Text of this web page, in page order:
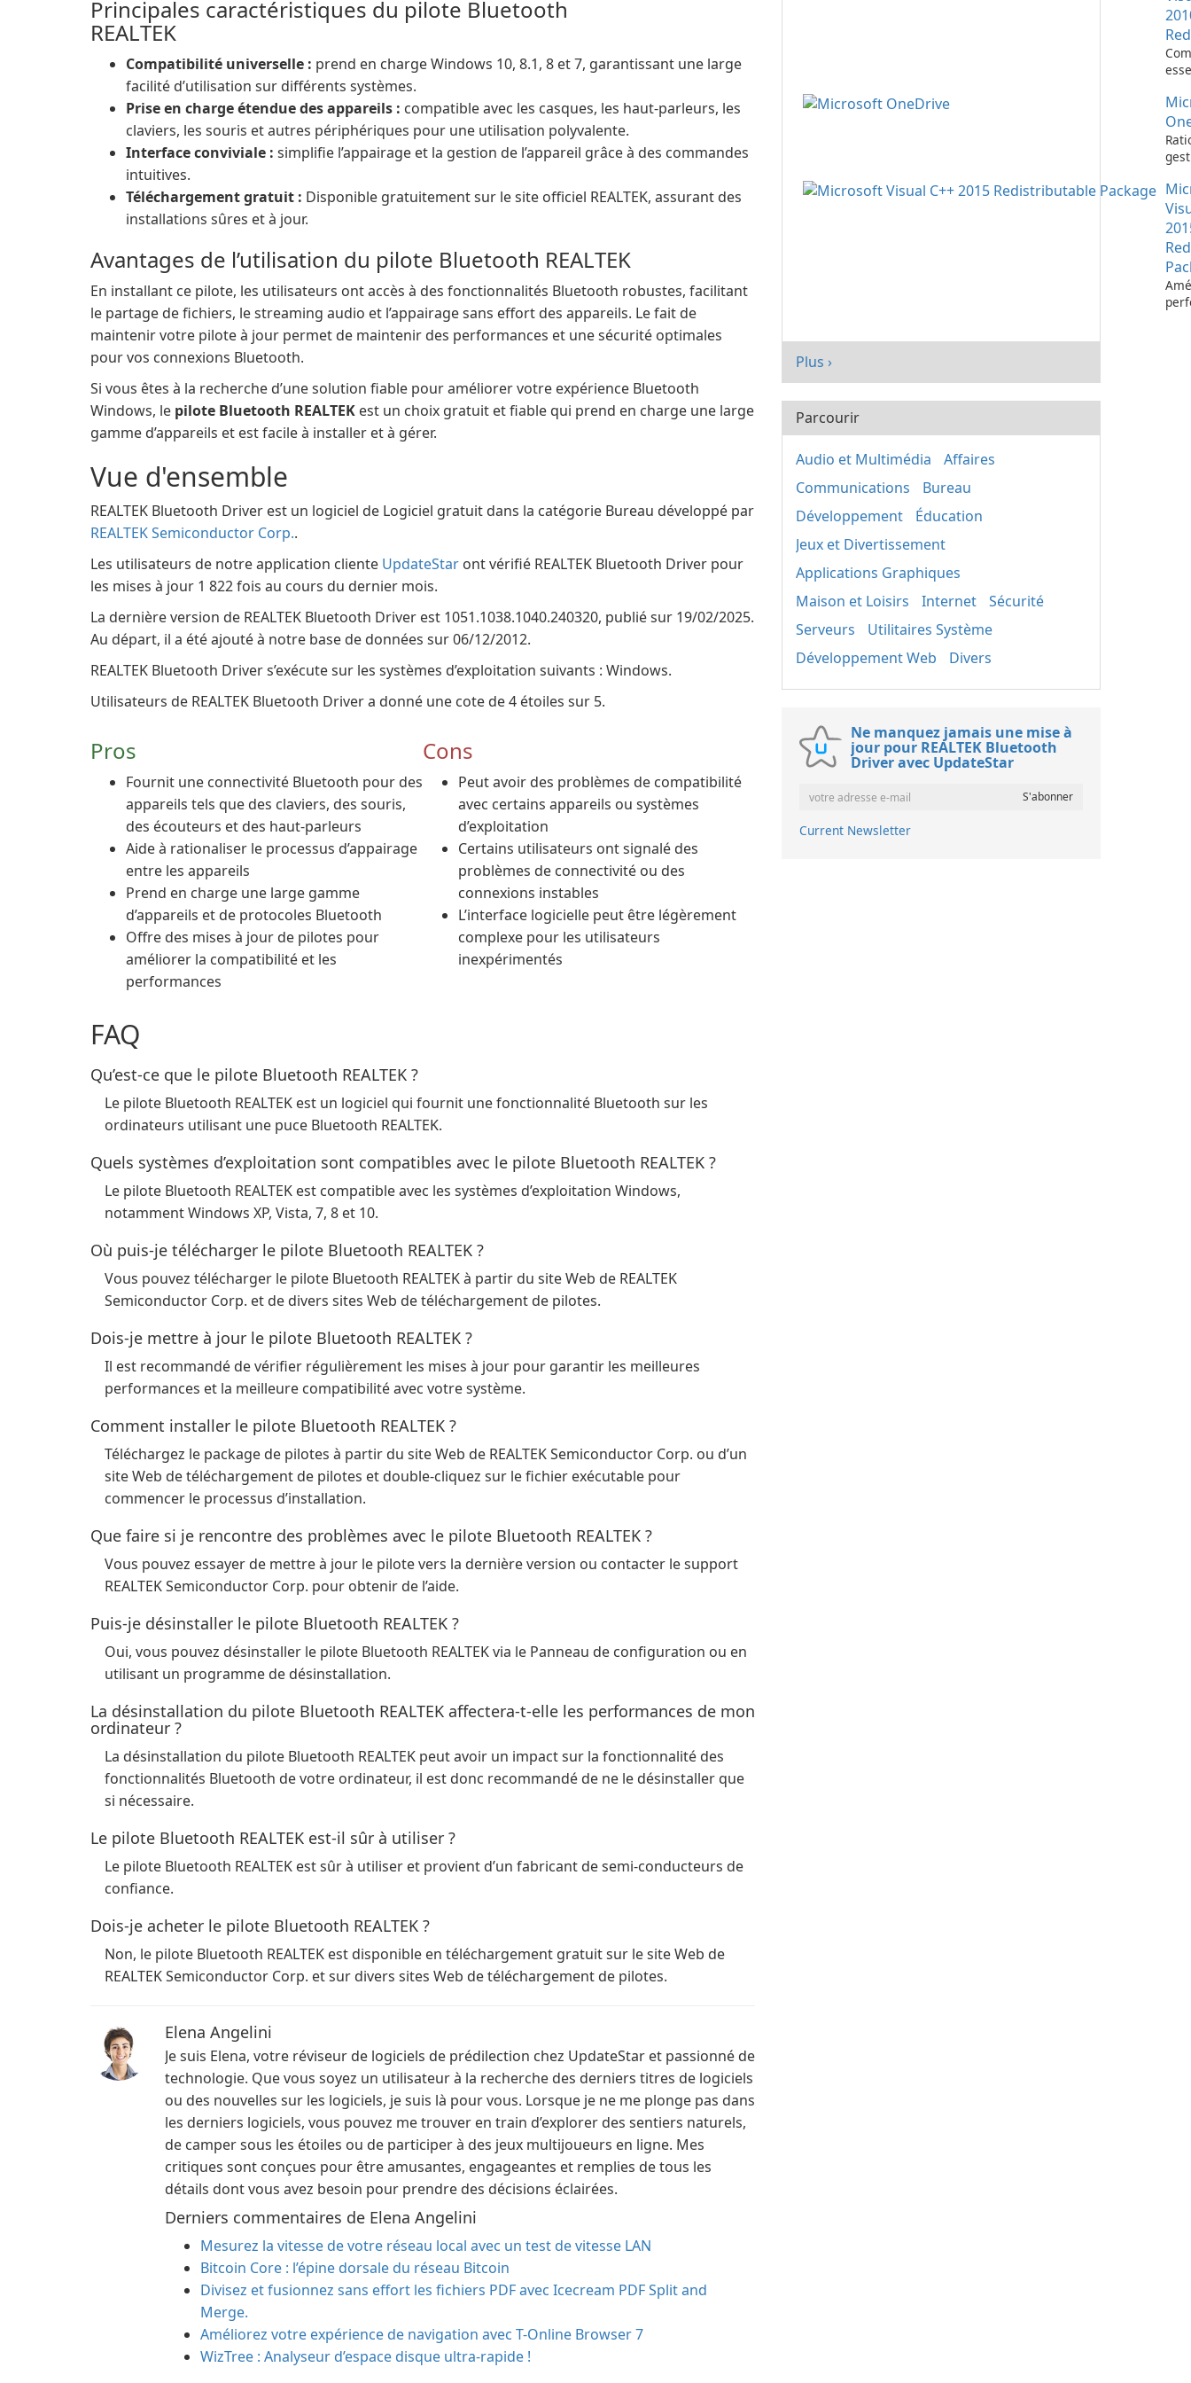
Principales caractéristiques du pilote Bluetooth
REALTEK
Compatibilité universelle : prend en charge Windows 10, 8.1, 8 et 7, garantissant une large
facilité d’utilisation sur différents systèmes.
Prise en charge étendue des appareils : compatible avec les casques, les haut-parleurs, les
claviers, les souris et autres périphériques pour une utilisation polyvalente.
Interface conviviale : simplifie l’appairage et la gestion de l’appareil grâce à des commandes
intuitives.
Téléchargement gratuit : Disponible gratuitement sur le site officiel REALTEK, assurant des
installations sûres et à jour.
Avantages de l’utilisation du pilote Bluetooth REALTEK
En installant ce pilote, les utilisateurs ont accès à des fonctionnalités Bluetooth robustes, facilitant
le partage de fichiers, le streaming audio et l’appairage sans effort des appareils. Le fait de
maintenir votre pilote à jour permet de maintenir des performances et une sécurité optimales
pour vos connexions Bluetooth.
Si vous êtes à la recherche d’une solution fiable pour améliorer votre expérience Bluetooth
Windows, le pilote Bluetooth REALTEK est un choix gratuit et fiable qui prend en charge une large
gamme d’appareils et est facile à installer et à gérer.
Vue d'ensemble
REALTEK Bluetooth Driver est un logiciel de Logiciel gratuit dans la catégorie Bureau développé par
REALTEK Semiconductor Corp..
Les utilisateurs de notre application cliente UpdateStar ont vérifié REALTEK Bluetooth Driver pour
les mises à jour 1 822 fois au cours du dernier mois.
La dernière version de REALTEK Bluetooth Driver est 1051.1038.1040.240320, publié sur 19/02/2025.
Au départ, il a été ajouté à notre base de données sur 06/12/2012.
REALTEK Bluetooth Driver s’exécute sur les systèmes d’exploitation suivants : Windows.
Utilisateurs de REALTEK Bluetooth Driver a donné une cote de 4 étoiles sur 5.
Pros
Fournit une connectivité Bluetooth pour des
appareils tels que des claviers, des souris,
des écouteurs et des haut-parleurs
Aide à rationaliser le processus d’appairage
entre les appareils
Prend en charge une large gamme
d’appareils et de protocoles Bluetooth
Offre des mises à jour de pilotes pour
améliorer la compatibilité et les
performances
Cons
Peut avoir des problèmes de compatibilité
avec certains appareils ou systèmes
d’exploitation
Certains utilisateurs ont signalé des
problèmes de connectivité ou des
connexions instables
L’interface logicielle peut être légèrement
complexe pour les utilisateurs
inexpérimentés
FAQ
Qu’est-ce que le pilote Bluetooth REALTEK ?
Le pilote Bluetooth REALTEK est un logiciel qui fournit une fonctionnalité Bluetooth sur les
ordinateurs utilisant une puce Bluetooth REALTEK.
Quels systèmes d’exploitation sont compatibles avec le pilote Bluetooth REALTEK ?
Le pilote Bluetooth REALTEK est compatible avec les systèmes d’exploitation Windows,
notamment Windows XP, Vista, 7, 8 et 10.
Où puis-je télécharger le pilote Bluetooth REALTEK ?
Vous pouvez télécharger le pilote Bluetooth REALTEK à partir du site Web de REALTEK
Semiconductor Corp. et de divers sites Web de téléchargement de pilotes.
Dois-je mettre à jour le pilote Bluetooth REALTEK ?
Il est recommandé de vérifier régulièrement les mises à jour pour garantir les meilleures
performances et la meilleure compatibilité avec votre système.
Comment installer le pilote Bluetooth REALTEK ?
Téléchargez le package de pilotes à partir du site Web de REALTEK Semiconductor Corp. ou d’un
site Web de téléchargement de pilotes et double-cliquez sur le fichier exécutable pour
commencer le processus d’installation.
Que faire si je rencontre des problèmes avec le pilote Bluetooth REALTEK ?
Vous pouvez essayer de mettre à jour le pilote vers la dernière version ou contacter le support
REALTEK Semiconductor Corp. pour obtenir de l’aide.
Puis-je désinstaller le pilote Bluetooth REALTEK ?
Oui, vous pouvez désinstaller le pilote Bluetooth REALTEK via le Panneau de configuration ou en
utilisant un programme de désinstallation.
La désinstallation du pilote Bluetooth REALTEK affectera-t-elle les performances de mon
ordinateur ?
La désinstallation du pilote Bluetooth REALTEK peut avoir un impact sur la fonctionnalité des
fonctionnalités Bluetooth de votre ordinateur, il est donc recommandé de ne le désinstaller que
si nécessaire.
Le pilote Bluetooth REALTEK est-il sûr à utiliser ?
Le pilote Bluetooth REALTEK est sûr à utiliser et provient d’un fabricant de semi-conducteurs de
confiance.
Dois-je acheter le pilote Bluetooth REALTEK ?
Non, le pilote Bluetooth REALTEK est disponible en téléchargement gratuit sur le site Web de
REALTEK Semiconductor Corp. et sur divers sites Web de téléchargement de pilotes.
Elena Angelini
Je suis Elena, votre réviseur de logiciels de prédilection chez UpdateStar et passionné de
technologie. Que vous soyez un utilisateur à la recherche des derniers titres de logiciels
ou des nouvelles sur les logiciels, je suis là pour vous. Lorsque je ne me plonge pas dans
les derniers logiciels, vous pouvez me trouver en train d’explorer des sentiers naturels,
de camper sous les étoiles ou de participer à des jeux multijoueurs en ligne. Mes
critiques sont conçues pour être amusantes, engageantes et remplies de tous les
détails dont vous avez besoin pour prendre des décisions éclairées.
Derniers commentaires de Elena Angelini
Mesurez la vitesse de votre réseau local avec un test de vitesse LAN
Bitcoin Core : l’épine dorsale du réseau Bitcoin
Divisez et fusionnez sans effort les fichiers PDF avec Icecream PDF Split and
Merge.
Améliorez votre expérience de navigation avec T-Online Browser 7
WizTree : Analyseur d’espace disque ultra-rapide !
Plus ›
Parcourir
Audio et Multimédia
Affaires
Communications
Bureau
Développement
Éducation
Jeux et Divertissement
Applications Graphiques
Maison et Loisirs
Internet
Sécurité
Serveurs
Utilitaires Système
Développement Web
Divers
Ne manquez jamais une mise à
jour pour REALTEK Bluetooth
Driver avec UpdateStar
Current Newsletter